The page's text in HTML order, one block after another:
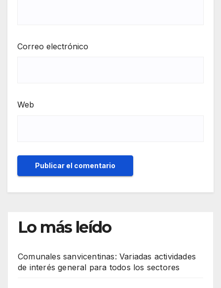
Correo electrónico
Web
Lo más leído
Comunales sanvicentinas: Variadas actividades
de interés general para todos los sectores